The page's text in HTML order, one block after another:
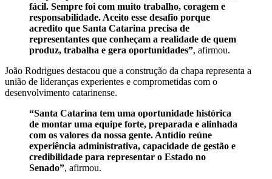
fácil. Sempre foi com muito trabalho, coragem e
responsabilidade. Aceito esse desafio porque
acredito que Santa Catarina precisa de
representantes que conheçam a realidade de quem
produz, trabalha e gera oportunidades”, afirmou.
João Rodrigues destacou que a construção da chapa representa a
união de lideranças experientes e comprometidas com o
desenvolvimento catarinense.
“Santa Catarina tem uma oportunidade histórica
de montar uma equipe forte, preparada e alinhada
com os valores da nossa gente. Antídio reúne
experiência administrativa, capacidade de gestão e
credibilidade para representar o Estado no
Senado”, afirmou.